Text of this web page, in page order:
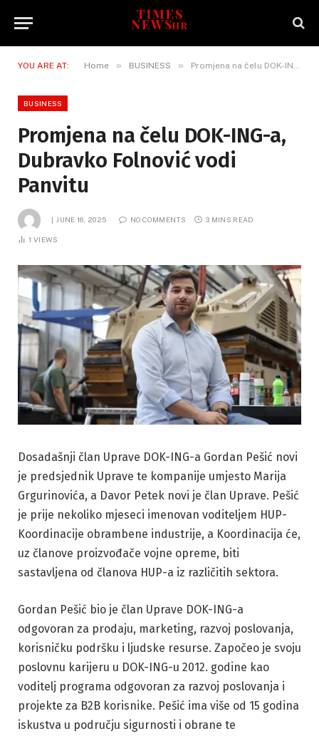
YOU ARE AT: Home » BUSINESS » Promjena na čelu DOK-ING-a, Dubravko Folnović vodi Panvitu
BUSINESS
Promjena na čelu DOK-ING-a,
Dubravko Folnović vodi
Panvitu
JUNE 16, 2025 NO COMMENTS 3 MINS READ
1 VIEWS
Dosadašnji član Uprave DOK-ING-a Gordan Pešić novi
je predsjednik Uprave te kompanije umjesto Marija
Grgurinovića, a Davor Petek novi je član Uprave. Pešić
je prije nekoliko mjeseci imenovan voditeljem HUP-
Koordinacije obrambene industrije, a Koordinacija će,
uz članove proizvođače vojne opreme, biti
sastavljena od članova HUP-a iz različitih sektora.
Gordan Pešić bio je član Uprave DOK-ING-a
odgovoran za prodaju, marketing, razvoj poslovanja,
korisničku podršku i ljudske resurse. Započeo je svoju
poslovnu karijeru u DOK-ING-u 2012. godine kao
voditelj programa odgovoran za razvoj poslovanja i
projekte za B2B korisnike. Pešić ima više od 15 godina
iskustva u području sigurnosti i obrane te